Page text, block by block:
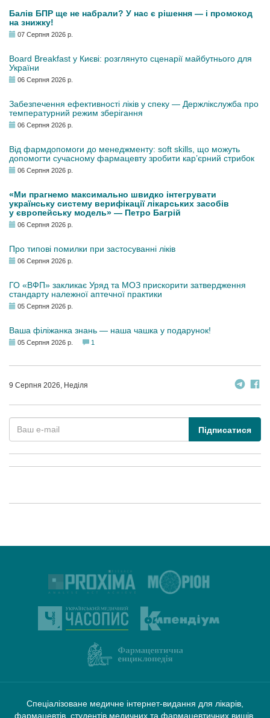
Балів БПР ще не набрали? У нас є рішення — і промокод
на знижку!
07 Серпня 2026 р.
Board Breakfast у Києві: розглянуто сценарії майбутнього для
України
06 Серпня 2026 р.
Забезпечення ефективності ліків у спеку — Держлікслужба про
температурний режим зберігання
06 Серпня 2026 р.
Від фармдопомоги до менеджменту: soft skills, що можуть
допомогти сучасному фармацевту зробити кар’єрний стрибок
06 Серпня 2026 р.
«Ми прагнемо максимально швидко інтегрувати
українську систему верифікації лікарських засобів
у європейську модель» — Петро Багрій
06 Серпня 2026 р.
Про типові помилки при застосуванні ліків
06 Серпня 2026 р.
ГО «ВФП» закликає Уряд та МОЗ прискорити затвердження
стандарту належної аптечної практики
05 Серпня 2026 р.
Ваша філіжанка знань — наша чашка у подарунок!
05 Серпня 2026 р. 1
9 Серпня 2026, Неділя
Підписатися
Спеціалізоване медичне інтернет-видання для лікарів,
фармацевтів, студентів медичних та фармацевтичних вишів.